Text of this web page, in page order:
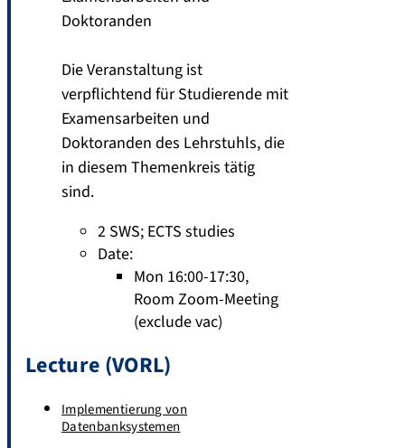
Doktoranden
Die Veranstaltung ist
verpflichtend für Studierende mit
Examensarbeiten und
Doktoranden des Lehrstuhls, die
in diesem Themenkreis tätig
sind.
2 SWS; ECTS studies
Date:
Mon 16:00-17:30,
Room Zoom-Meeting
(exclude vac)
Lecture (VORL)
Implementierung von
Datenbanksystemen